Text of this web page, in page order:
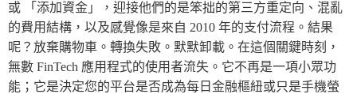
或 「添加資金」，迎接他們的是笨拙的第三方重定向、混亂
的費用結構，以及感覺像是來自 2010 年的支付流程。結果
呢？放棄購物車。轉換失敗。默默卸載。在這個關鍵時刻，
無數 FinTech 應用程式的使用者流失。它不再是一項小眾功
能；它是決定您的平台是否成為每日金融樞紐或只是手機螢